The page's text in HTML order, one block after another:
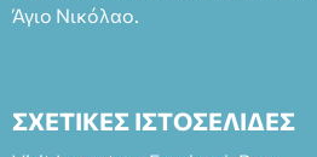
Άγιο Νικόλαο.
ΣΧΕΤΙΚΕΣ ΙΣΤΟΣΕΛΙΔΕΣ